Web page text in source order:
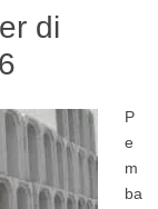
di
P
e
m
ba